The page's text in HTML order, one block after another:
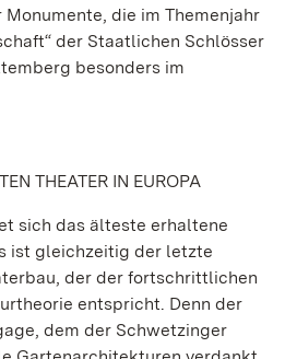
die im Themenjahr
der Staatlichen Schlösser
besonders im
THEATER IN EUROPA
sich das älteste erhaltene
ist gleichzeitig der letzte
der der fortschrittlichen
entspricht. Denn der
dem der Schwetzinger